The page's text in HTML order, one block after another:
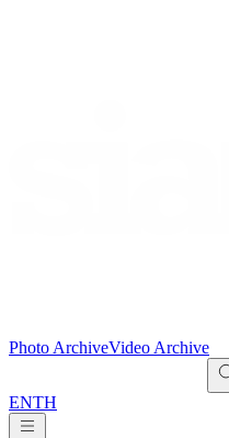
Photo ArchiveVideo Archive
ENTH